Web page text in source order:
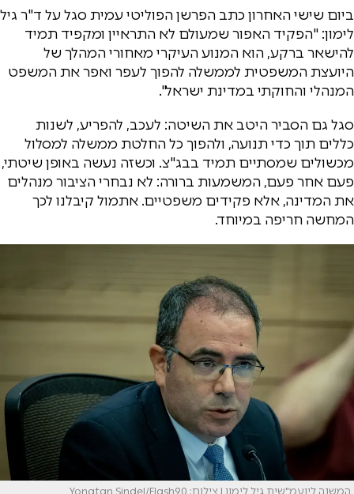
ביום שישי האחרון כתב הפרשן הפוליטי עמית סגל על ד"ר גיל
לימון: "הפקיד האפור שמעולם לא התראיין ומקפיד תמיד
להישאר ברקע, הוא המנוע העיקרי מאחורי המהלך של
היועצת המשפטית לממשלה להפוך לעפר ואפר את המשפט
המנהלי והחוקתי במדינת ישראל".
סגל גם הסביר היטב את השיטה: לעכב, להפריע, לשנות
כללים תוך כדי תנועה, ולהפוך כל החלטת ממשלה למסלול
מכשולים שמסתיים תמיד בבג"צ. וכשזה נעשה באופן שיטתי,
פעם אחר פעם, המשמעות ברורה: לא נבחרי הציבור מנהלים
את המדינה, אלא פקידים משפטיים. אתמול קיבלנו לכך
המחשה חריפה במיוחד.
המשנה ליועמ"שית גיל לימון | צילום: Yonatan Sindel/Flash90